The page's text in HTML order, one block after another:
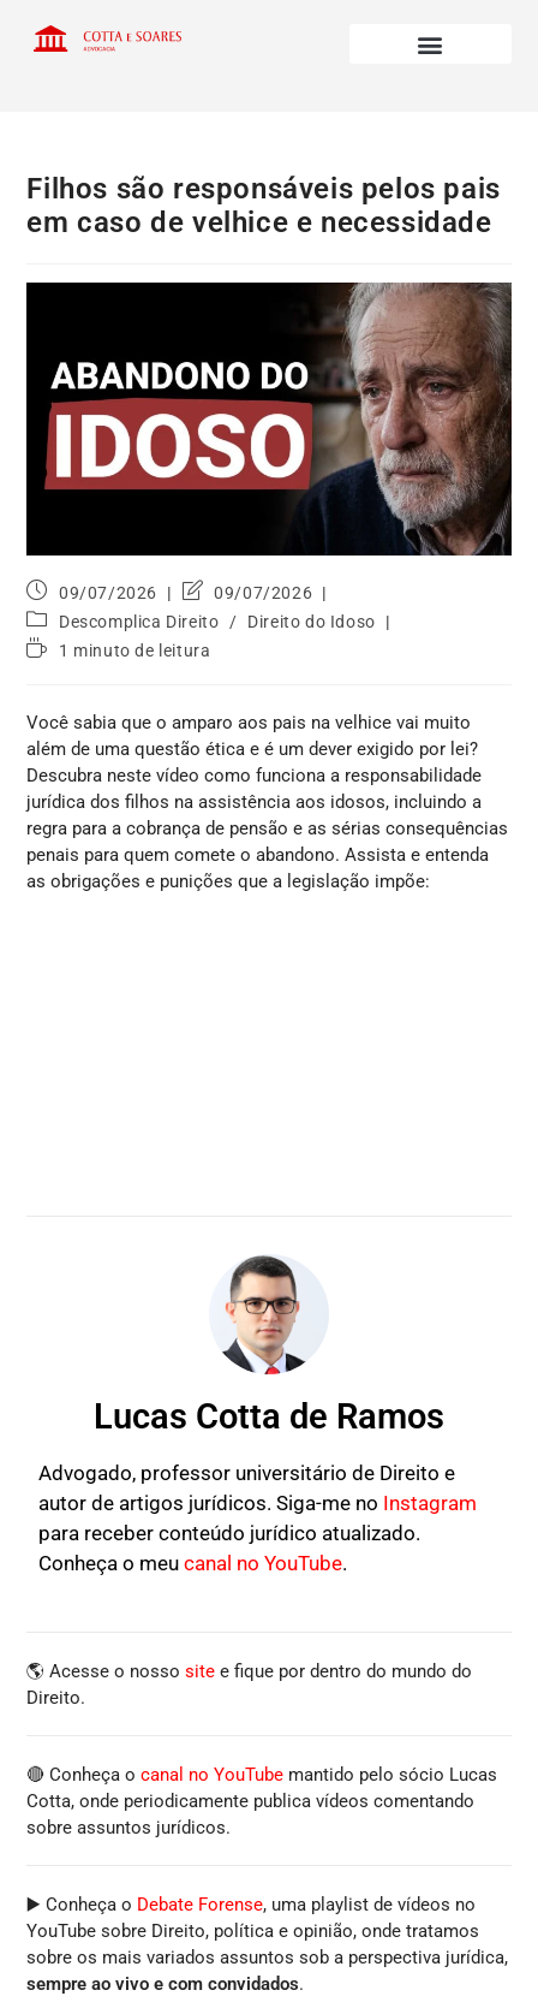
Filhos são responsáveis pelos pais
em caso de velhice e necessidade
09/07/2026
09/07/2026
Descomplica Direito
/
Direito do Idoso
1 minuto de leitura
Você sabia que o amparo aos pais na velhice vai muito
além de uma questão ética e é um dever exigido por lei?
Descubra neste vídeo como funciona a responsabilidade
jurídica dos filhos na assistência aos idosos, incluindo a
regra para a cobrança de pensão e as sérias consequências
penais para quem comete o abandono. Assista e entenda
as obrigações e punições que a legislação impõe:
Lucas Cotta de Ramos
Advogado, professor universitário de Direito e
autor de artigos jurídicos. Siga-me no Instagram
para receber conteúdo jurídico atualizado.
Conheça o meucanal no YouTube.
🌎 Acesse o nossosite e fique por dentro do mundo do
Direito.
🔴 Conheça ocanal no YouTube mantido pelo sócio Lucas
Cotta, onde periodicamente publica vídeos comentando
sobre assuntos jurídicos.
▶️ Conheça o Debate Forense, uma playlist de vídeos no
YouTube sobre Direito, política e opinião, onde tratamos
sobre os mais variados assuntos sob a perspectiva jurídica,
sempre ao vivo e com convidados.